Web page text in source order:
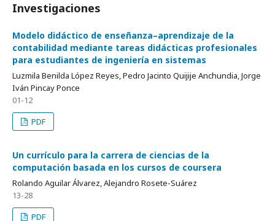
Investigaciones
Modelo didáctico de enseñanza–aprendizaje de la
contabilidad mediante tareas didácticas profesionales
para estudiantes de ingeniería en sistemas
Luzmila Benilda López Reyes, Pedro Jacinto Quijije Anchundia, Jorge
Iván Pincay Ponce
01-12
PDF
Un currículo para la carrera de ciencias de la
computación basada en los cursos de coursera
Rolando Aguilar Álvarez, Alejandro Rosete-Suárez
13-28
PDF